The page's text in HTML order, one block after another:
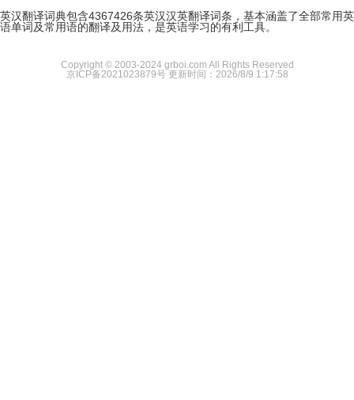
英汉翻译词典包含4367426条英汉汉英翻译词条，基本涵盖了全部常用英
语单词及常用语的翻译及用法，是英语学习的有利工具。
Copyright © 2003-2024 grboi.com All Rights Reserved
京ICP备2021023879号 更新时间：2026/8/9 1:17:58